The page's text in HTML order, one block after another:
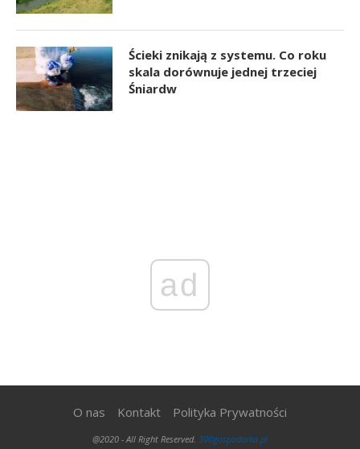
Ścieki znikają z systemu. Co roku
skala dorównuje jednej trzeciej
Śniardw
ad
O nas Kontakt Polityka Prywatności
@2020 - All Right Reserved. 300gospodarka.pl